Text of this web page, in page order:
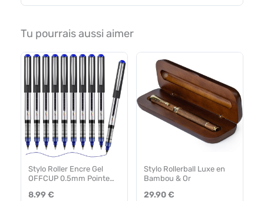
Tu pourrais aussi aimer
Stylo Roller Encre Gel
OFFCUP 0.5mm Pointe
8.99 €
Stylo Rollerball Luxe en
Bambou & Or
29.90 €